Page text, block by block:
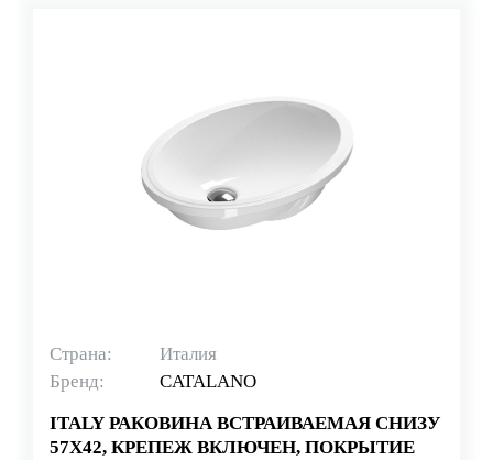
Страна:
Италия
Бренд:
CATALANO
ITALY РАКОВИНА ВСТРАИВАЕМАЯ СНИЗУ
57Х42, КРЕПЕЖ ВКЛЮЧЕН, ПОКРЫТИЕ